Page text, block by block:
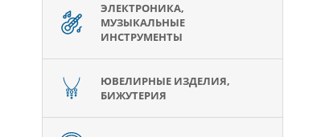
ЭЛЕКТРОНИКА,
МУЗЫКАЛЬНЫЕ
ИНСТРУМЕНТЫ
ЮВЕЛИРНЫЕ ИЗДЕЛИЯ,
БИЖУТЕРИЯ